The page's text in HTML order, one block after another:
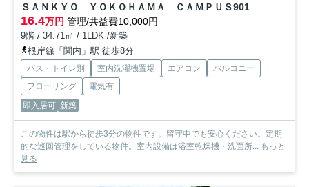
ＳＡＮＫＹＯ ＹＯＫＯＨＡＭＡ ＣＡＭＰＵＳ901
16.4万円 管理/共益費10,000円
9階 / 34.71㎡ / 1LDK /新築
根岸線「関内」駅 徒歩8分
バス・トイレ別 室内洗濯機置場 エアコン
バルコニー
フローリング
電気有
即入居可 新築
この物件は駅から徒歩3分の物件です。留守中でも安心ください。定期
的な巡回管理をしている物件。室内設備は浴室乾燥機・洗面所... もっと
見る